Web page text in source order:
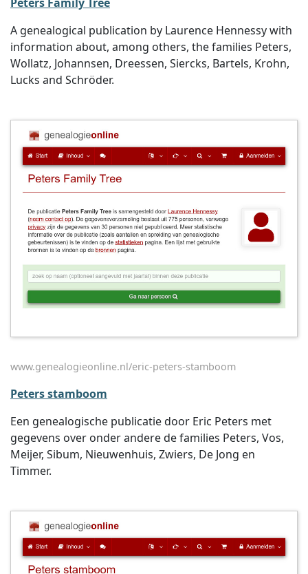
A genealogical publication by Laurence Hennessy with
information about, among others, the families Peters,
Wollatz, Johannsen, Dreessen, Siercks, Bartels, Krohn,
Lucks and Schröder.
www.genealogieonline.nl/eric-peters-stamboom
Peters stamboom
Een genealogische publicatie door Eric Peters met
gegevens over onder andere de families Peters, Vos,
Meijer, Sibum, Nieuwenhuis, Zwiers, De Jong en
Timmer.